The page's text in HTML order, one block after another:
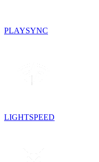
PLAYSYNC
LIGHTSPEED